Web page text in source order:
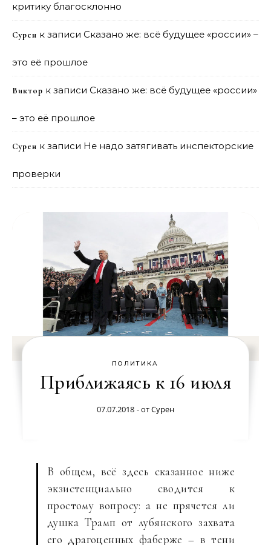
критику благосклонно
Сурен к записи Сказано же: всё будущее «россии» –
это её прошлое
Виктор к записи Сказано же: всё будущее «россии»
– это её прошлое
Сурен к записи Не надо затягивать инспекторские
проверки
ПОЛИТИКА
Приближаясь к 16 июля
07.07.2018 - отСурен
В общем, всё здесь сказанное ниже
экзистенциально сводится к
простому вопросу: а не прячется ли
душка Трамп от лубянского захвата
его драгоценных фаберже – в тени